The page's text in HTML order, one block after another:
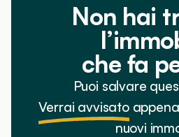
Non hai
che fa
Puoi salvare
Verrai avvisato
nuovi